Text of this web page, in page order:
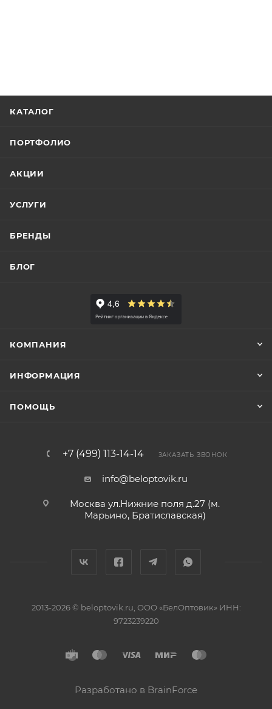
КАТАЛОГ
ПОРТФОЛИО
АКЦИИ
УСЛУГИ
БРЕНДЫ
БЛОГ
КОМПАНИЯ
ИНФОРМАЦИЯ
ПОМОЩЬ
+7 (499) 113-14-14 ЗАКАЗАТЬ ЗВОНОК
info@beloptovik.ru
Москва ул.Нижние поля д.27 (м.
Марьино, Братиславская)
2013-2026 © beloptovik.ru, ООО «БелОптовик» ИНН:
9723239220
Разработано в BrainForce